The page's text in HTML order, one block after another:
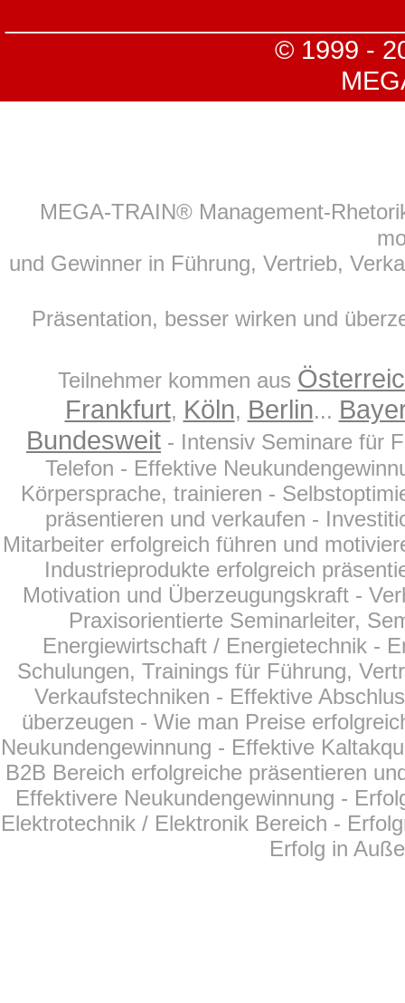
© 1999 -
MEGA-TRAIN® Management-
und Gewinner in Führung, Vertrieb,
Präsentation, besser wirken und
Teilnehmer kommen aus
Frankfurt, Köln, Berlin...
Bundesweit - Intensiv Seminare für
Telefon - Effektive
Körpersprache, trainieren -
präsentieren und verkaufen -
Mitarbeiter erfolgreich führen und
Industrieprodukte erfolgreich
Motivation und Überzeugungskraft -
Praxisorientierte Seminarleiter,
Energiewirtschaft / Energietechnik -
Schulungen, Trainings für Führung,
Verkaufstechniken - Effektive
überzeugen - Wie man Preise
Neukundengewinnung - Effektive
B2B Bereich erfolgreiche präsentieren
Effektivere Neukundengewinnung -
Elektrotechnik / Elektronik Bereich -
Erfolg in